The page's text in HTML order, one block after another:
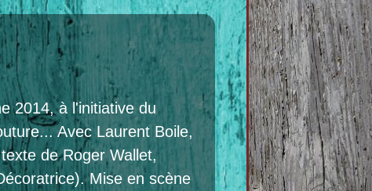
2014, à l'initiative du
Avec Laurent Boile,
de Roger Wallet,
Mise en scène